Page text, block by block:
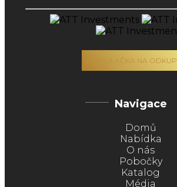
KALKULAČKA NA ODKUP
Navigace
Domů
Nabídka
O nás
Pobočky
Katalog
Média